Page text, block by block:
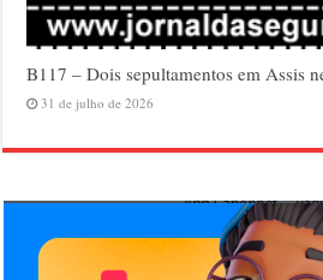
B117 – Dois sepultamentos em Assis
31 de julho de 2026